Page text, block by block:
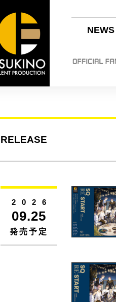
NEWS
RELEASE
2026
09.25
発売予定